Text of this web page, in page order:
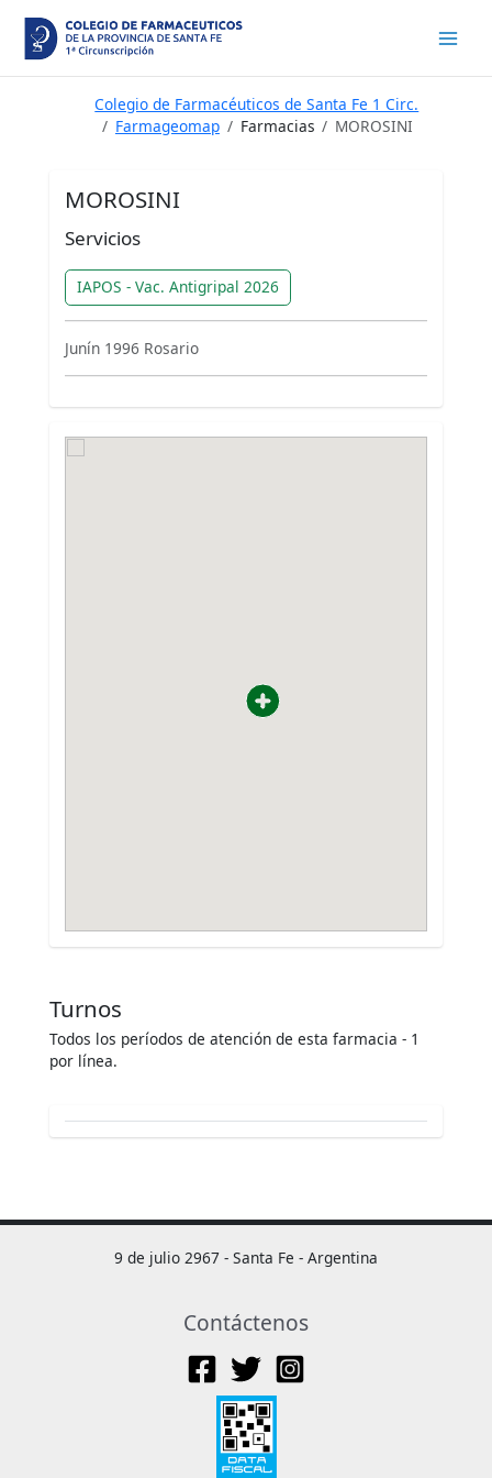
contenido
Colegio de Farmacéuticos de Santa Fe 1 Circ.
Farmageomap
Farmacias MOROSINI
MOROSINI
Servicios
IAPOS - Vac. Antigripal 2026
Junín 1996 Rosario
Turnos
Todos los períodos de atención de esta farmacia - 1
por línea.
9 de julio 2967 - Santa Fe - Argentina
Contáctenos